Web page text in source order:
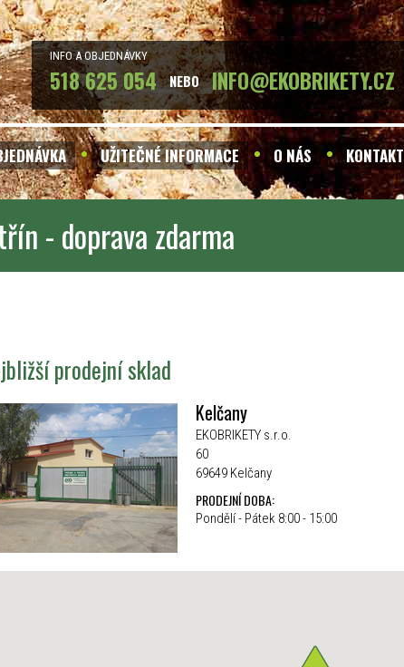
INFO A OBJEDNÁVKY
518 625 054 NEBO INFO@EKOBRIKETY.CZ
UŽITEČNÉ INFORMACE O NÁS KONTAKT
- doprava zdarma
prodejní sklad
Kelčany
EKOBRIKETY s.r.o.
60
69649 Kelčany
PRODEJNÍ DOBA:
Pondělí - Pátek 8:00 - 15:00